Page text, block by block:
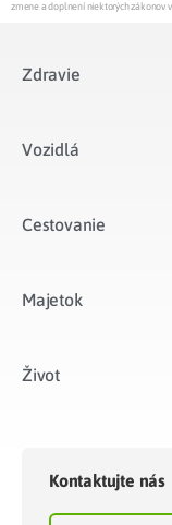
zmene a doplnení niektorých zákonov
Zdravie
Vozidlá​
Cestovanie
Majetok​
Život​
Kontaktujte nás